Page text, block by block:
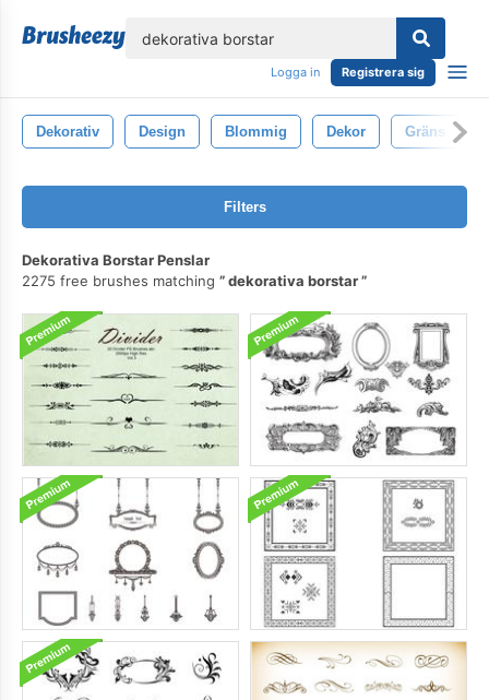
Logga in Registrera sig
Dekorativ Design Blommig Dekor Gräns
Filters
Dekorativa Borstar Penslar
2275 free brushes matching
dekorativa borstar